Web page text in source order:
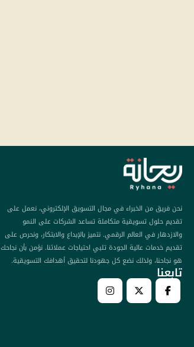
نحن فريق من الخبراء في مجال التسويق الإلكتروني، نعمل على
تقديم حلول تسويقية متكاملة تساعد الشركات على النمو
والازدهار في العالم الرقمي. نتميز بالإبداع والابتكار، ونحرص على
تقديم خدمات عالية الجودة تلبي احتياجات عملائنا. نؤمن بأن نجاحك
هو نجاحنا، ولذلك نضع كل جهودنا لتحقيق أهدافك التسويقية.
تابعنا​